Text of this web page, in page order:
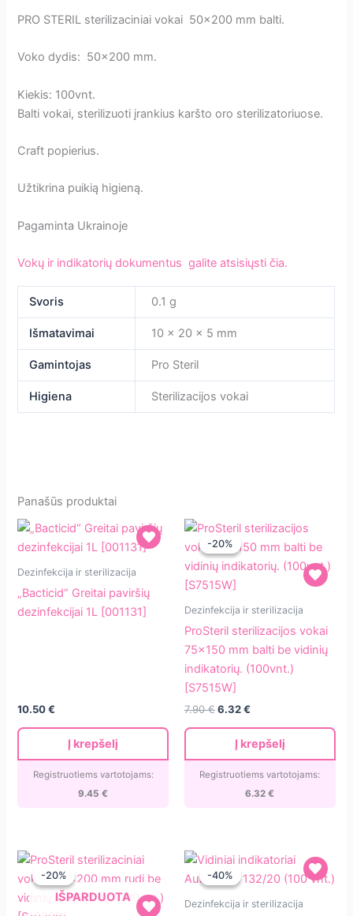
PRO STERIL sterilizaciniai vokai 50×200 mm balti.
Voko dydis: 50×200 mm.
Kiekis: 100vnt.
Balti vokai, sterilizuoti įrankius karšto oro sterilizatoriuose.
Craft popierius.
Užtikrina puikią higieną.
Pagaminta Ukrainoje
Vokų ir indikatorių dokumentus galite atsisiųsti čia.
Svoris 0.1 g
Išmatavimai 10 × 20 × 5 mm
Gamintojas Pro Steril
Higiena Sterilizacijos vokai
Panašūs produktai
„Bacticid“
paviršių
dezinfekcijai
Dezinfekcija ir sterilizacija
„Bacticid“ Greitai paviršių
dezinfekcijai 1L [001131]
10.50€
Į krepšelį
Registruotiems vartotojams:
9.45€
-20%
ProSteril
mm
balti
be
vidinių
indikatorių.
(100vnt.)
-20%
Dezinfekcija ir sterilizacija
ProSteril sterilizacijos vokai
75×150 mm balti be vidinių
indikatorių. (100vnt.)
[S7515W]
7.90€6.32€
Į krepšelį
Registruotiems vartotojams:
6.32€
-20%
IŠPARDUOTA
-20% -40%
Vidiniai
-40%
Dezinfekcija ir sterilizacija